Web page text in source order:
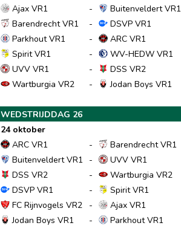
Ajax VR1
-
Buitenveldert VR1
Barendrecht VR1
-
DSVP VR1
Parkhout VR1
-
ARC VR1
Spirit VR1
-
WV-HEDW VR1
UVV VR1
-
DSS VR2
Wartburgia VR2
- Jodan Boys VR1
WEDSTRIJDDAG 26
24 oktober
ARC VR1
-
Barendrecht VR1
Buitenveldert VR1
-
UVV VR1
DSS VR2
-
Wartburgia VR2
DSVP VR1
-
Spirit VR1
FC Rijnvogels VR2
-
Ajax VR1
Jodan Boys VR1
- Parkhout VR1